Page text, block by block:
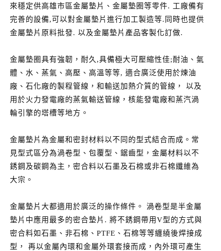
來穩定供高雄市區金屬墊片、金屬墊圈等零件. 工廠備有
完善的設備,可以對金屬墊片進行加工製造等.同時也提供
金屬墊片原料批發. 以及金屬墊片產品客製化訂做.
金屬墊圈具有強韌，耐久,具備極大可壓縮性佳;耐油、氣
體、水、蒸氣、高壓、高溫等等, 適合廣泛使用於煉油
廠、石化廠的製程管線，和輸送加熱介質的管線， 以及
用於火力發電廠的蒸氣輸送管線，核能發電廠和蒸汽渦
輪引擎的塔槽等地方。
金屬墊片為金屬和密封材料以不同的型式結合而成。常
見型式區分為渦卷型、包覆型、鋸齒型，金屬材料以不
銹鋼及碳鋼為主，密合料以石墨及石棉或非石棉纖維為
大宗。
金屬墊片大都適用於廣泛的操作條件。 渦卷型是半金屬
墊片中應用最多的密合墊片. 將不銹鋼帶用V型的方式與
密合料如石墨、非石棉、PTFE、石棉等等纏繞後焊接成
型， 再以金屬內環和金屬外環套接而成，內外環可產生